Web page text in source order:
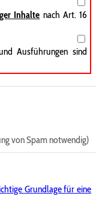
Inhalte nach Art. 16
Ausführungen sind
von Spam notwendig)
Grundlage für eine